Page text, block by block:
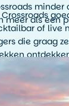
minder
meer als een
of live
die graag